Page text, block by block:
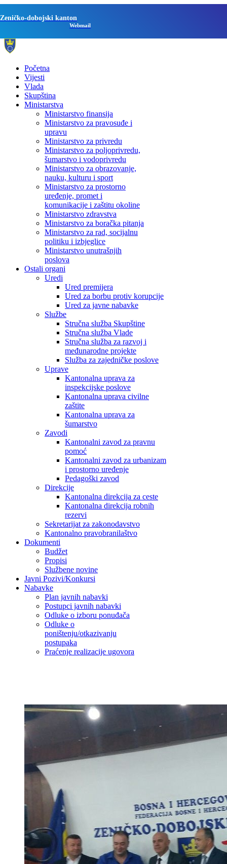
Zeničko-dobojski kanton
Webmail
Početna
Vijesti
Vlada
Skupština
Ministarstva
Ministarstvo finansija
Ministarstvo za pravosuđe i
upravu
Ministarstvo za privredu
Ministarstvo za poljoprivredu,
šumarstvo i vodoprivredu
Ministarstvo za obrazovanje,
nauku, kulturu i sport
Ministarstvo za prostorno
uređenje, promet i
komunikacije i zaštitu okoline
Ministarstvo zdravstva
Ministarstvo za boračka pitanja
Ministarstvo za rad, socijalnu
politiku i izbjeglice
Ministarstvo unutrašnjih
poslova
Ostali organi
Uredi
Ured premijera
Ured za borbu protiv korupcije
Ured za javne nabavke
Službe
Stručna služba Skupštine
Stručna služba Vlade
Stručna služba za razvoj i
međunarodne projekte
Služba za zajedničke poslove
Uprave
Kantonalna uprava za
inspekcijske poslove
Kantonalna uprava civilne
zaštite
Kantonalna uprava za
šumarstvo
Zavodi
Kantonalni zavod za pravnu
pomoć
Kantonalni zavod za urbanizam
i prostorno uređenje
Pedagoški zavod
Direkcije
Kantonalna direkcija za ceste
Kantonalna direkcija robnih
rezervi
Sekretarijat za zakonodavstvo
Kantonalno pravobranilaštvo
Dokumenti
Budžet
Propisi
Službene novine
Javni Pozivi/Konkursi
Nabavke
Plan javnih nabavki
Postupci javnih nabavki
Odluke o izboru ponuđača
Odluke o
poništenju/otkazivanju
postupaka
Praćenje realizacije ugovora